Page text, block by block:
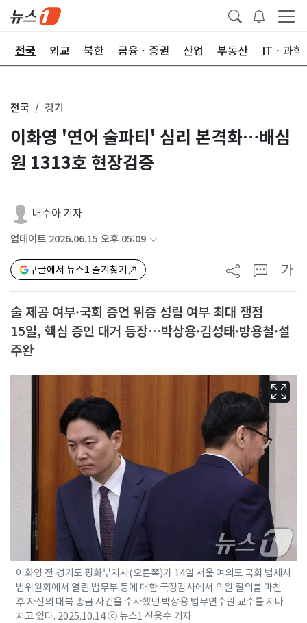
전국 외교 북한 금융ㆍ증권 산업 부동산 ITㆍ과학
전국 경기
이화영 '연어 술파티' 심리 본격화…배심
원 1313호 현장검증
배수아 기자
업데이트 2026.06.15 오후 05:09
구글에서 뉴스1 즐겨찾기 가
술 제공 여부·국회 증언 위증 성립 여부 최대 쟁점
15일, 핵심 증인 대거 등장…박상용·김성태·방용철·설
주완
이화영 전 경기도 평화부지사(오른쪽)가 14일 서울 여의도 국회 법제사
법위원회에서 열린 법무부 등에 대한 국정감사에서 의원 질의를 마친
후 자신의 대북 송금 사건을 수사했던 박상용 법무연수원 교수를 지나
치고 있다. 2025.10.14 ⓒ 뉴스1 신웅수 기자